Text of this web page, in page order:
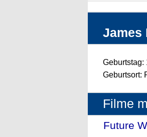
James
Geburtstag:
Geburtsort:
Filme
Future